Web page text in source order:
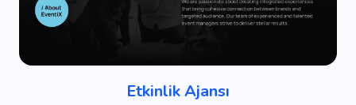
Etkinlik Ajansı